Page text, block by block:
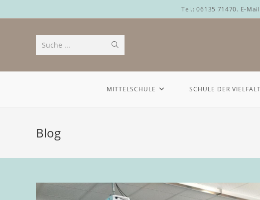
Tel.: 06135 71470. E-
Suche ...
MITTELSCHULE SCHULE DER VIELFALT
Blog